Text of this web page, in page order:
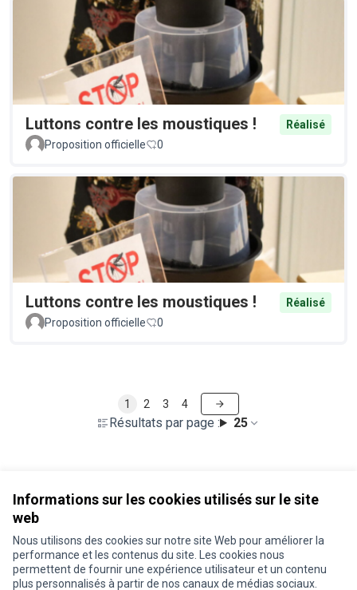
Informations sur les cookies utilisés sur le site
web
Nous utilisons des cookies sur notre site Web pour améliorer la
performance et les contenus du site. Les cookies nous
permettent de fournir une expérience utilisateur et un contenu
plus personnalisés à partir de nos canaux de médias sociaux.
Luttons contre les moustiques !
Réalisé
Proposition officielle
0
Luttons contre les moustiques !
Réalisé
Proposition officielle
0
Résultats par page : 25
1 2 3 4
Conditions d'utilisation
Paramètres des cookies
Je participe ! sur X
Je participe ! sur Facebook
Je participe ! sur Instagram